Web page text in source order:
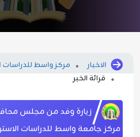
الاخبار
مركز واسط للدراسات
قرائة الخبر
زيارة وفد من مجلس
مركز جامعة واسط للدراسات